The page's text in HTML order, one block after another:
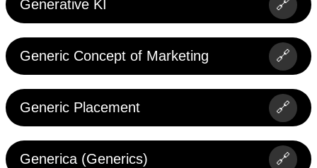
Generative KI 🔗
Generic Concept of Marketing 🔗
Generic Placement 🔗
Generica (Generics) 🔗